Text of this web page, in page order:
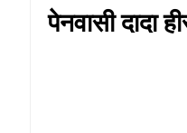
पेनवासी दादा